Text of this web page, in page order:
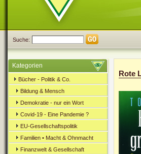
Suche:
Kategorien
Bücher - Politik & Co.
Bildung & Mensch
Demokratie - nur ein Wort
Covid-19 - Eine Pandemie ?
EU-Gesellschaftspolitik
Familien • Macht & Ohnmacht
Finanzwelt & Gesellschaft
Rote